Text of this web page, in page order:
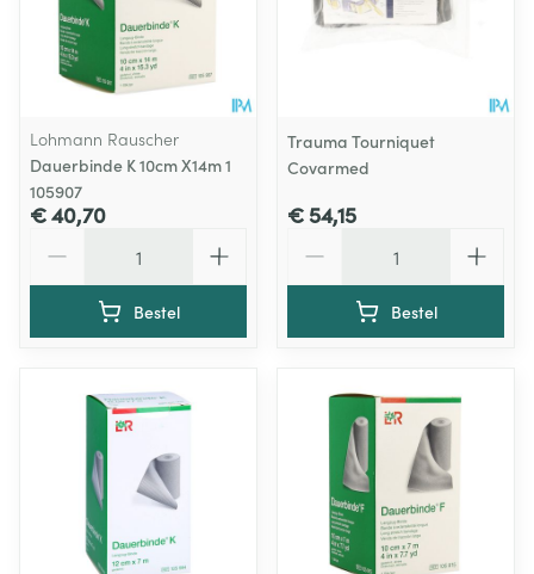
Lohmann Rauscher
Dauerbinde K 10cm X14m 1
105907
€ 40,70
Bestel
Trauma Tourniquet
Covarmed
€ 54,15
Bestel